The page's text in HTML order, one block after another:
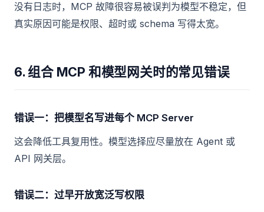
没有日志时，MCP 故障很容易被误判为模型不稳定，但
真实原因可能是权限、超时或 schema 写得太宽。
6. 组合 MCP 和模型网关时的常见错误
错误一：把模型名写进每个 MCP Server
这会降低工具复用性。模型选择应尽量放在 Agent 或
API 网关层。
错误二：过早开放宽泛写权限